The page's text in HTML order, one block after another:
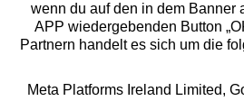
Rechtliches
wenn du auf den in dem Banner
APP wiedergebenden Button
Partnern handelt es sich um die
Meta Platforms Ireland Limited,